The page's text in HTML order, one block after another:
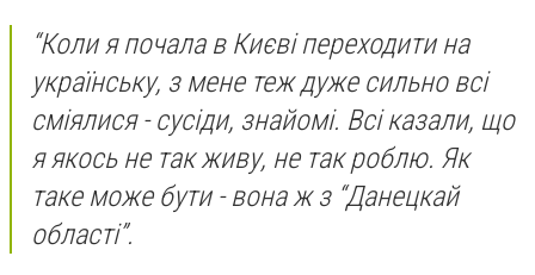
“Коли я почала в Києві переходити на
українську, з мене теж дуже сильно всі
сміялися - сусіди, знайомі. Всі казали, що
я якось не так живу, не так роблю. Як
таке може бути - вона ж з “Данецкай
області”.